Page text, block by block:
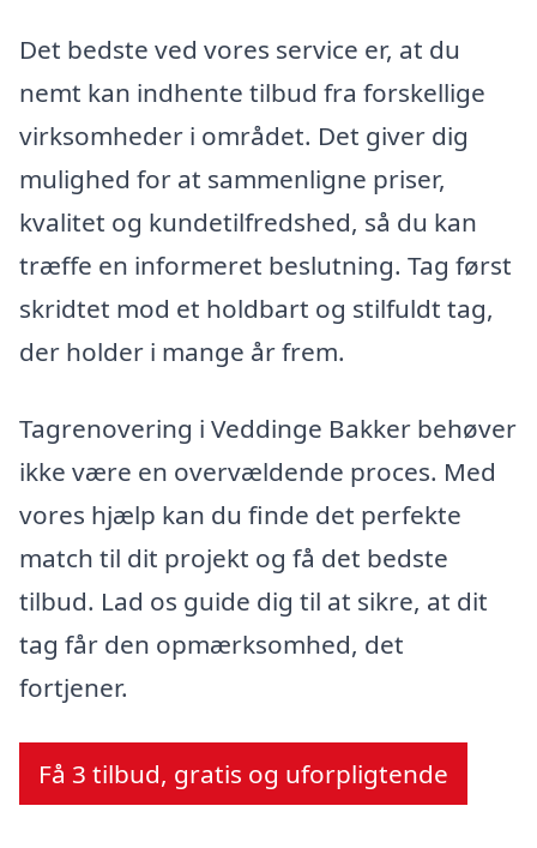
Det bedste ved vores service er, at du
nemt kan indhente tilbud fra forskellige
virksomheder i området. Det giver dig
mulighed for at sammenligne priser,
kvalitet og kundetilfredshed, så du kan
træffe en informeret beslutning. Tag først
skridtet mod et holdbart og stilfuldt tag,
der holder i mange år frem.
Tagrenovering i Veddinge Bakker behøver
ikke være en overvældende proces. Med
vores hjælp kan du finde det perfekte
match til dit projekt og få det bedste
tilbud. Lad os guide dig til at sikre, at dit
tag får den opmærksomhed, det
fortjener.
Få 3 tilbud, gratis og uforpligtende